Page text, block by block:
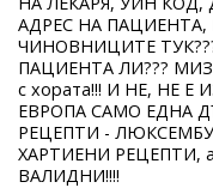
AДРЕС НА
ЧИНОВНИЦИТЕ ТУК???
ПАЦИЕНТА ЛИ???
с хората!!! И НЕ, НЕ Е
ЕВРОПА САМО ЕДНА
РЕЦЕПТИ -
ХАРТИЕНИ РЕЦЕПТИ,
ВАЛИДНИ!!!!